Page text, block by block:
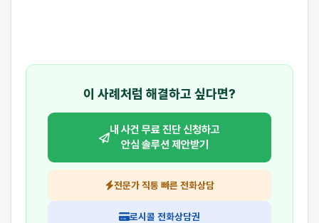
이 사례처럼 해결하고 싶다면?
내 사건 무료 진단 신청하고
안심 솔루션 제안받기
전문가 직통 빠른 전화상담
로시콜 전화상담권